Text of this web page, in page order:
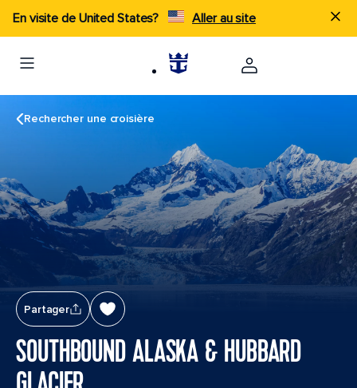
En visite de United States? Aller au site
Rechercher une croisière
Partager
SOUTHBOUND ALASKA & HUBBARD